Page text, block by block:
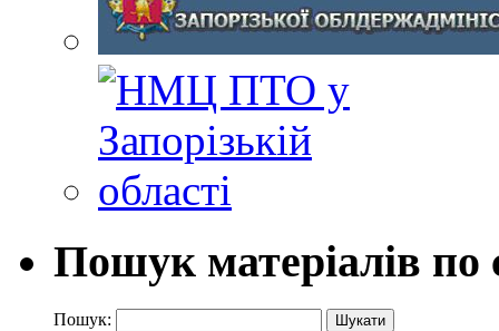
Пошук матеріалів по
Пошук: